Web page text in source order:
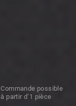
Commande possible
à partir d’1 pièce